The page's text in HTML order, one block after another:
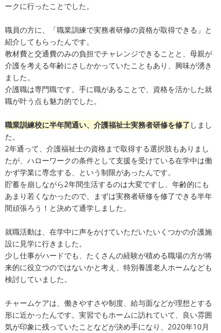
ークに行ったことでした。
職員の方に、「職業訓練で実務者研修の資格が取得できる」と
紹介してもらったんです。
教材費と交通費のみの負担でチャレンジできることと、母親が
介護を考える年齢にさしかかっていたこともあり、興味が湧き
ました。
介護職は専門職です。手に職があることで、資格を活かした就
職が叶う点も魅力的でした。
職業訓練校に半年間通い、介護福祉士実務者研修を修了 しまし
た。
2年通って、介護福祉士の資格まで取得する選択肢もありまし
たが、ハローワークの条件として支援を受けている在学中は働
かず学業に専念する、という制限があったんです。
貯蓄を崩しながら2年間生活するのは大変ですし、年齢的にも
あまり若くなかったので、まずは実務者研修を修了できる半年
間頑張ろう！と決めて通学しました。
就職活動は、在学中に声をかけていただいたいくつかの介護施
設に見学に行きました。
少し仕事がハードでも、たくさんの経験が積める職場の方が将
来的に役立つのではないかと考え、特別養護老人ホームなども
検討していました。
チャームケアは、働きやすさや制度、給与面などが理想とする
形に近かったんです。実習でもホームに訪れていて、良い雰囲
気が印象に残っていたことなどが決め手になり、2020年10月